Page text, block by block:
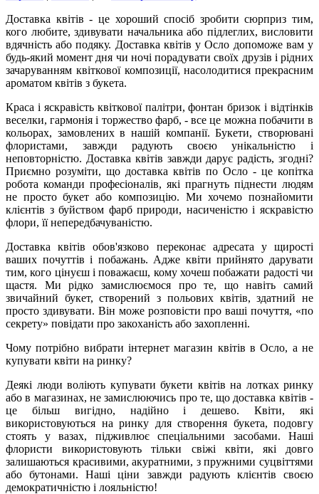
Доставка квітів - це хороший спосіб зробити сюрприз тим,
кого любите, здивувати начальника або підлеглих, висловити
вдячність або подяку. Доставка квітів у Осло допоможе вам у
будь-який момент дня чи ночі порадувати своїх друзів і рідних
зачаруванням квіткової композиції, насолодитися прекрасним
ароматом квітів з букета.
Краса і яскравість квіткової палітри, фонтан бризок і відтінків
веселки, гармонія і торжество фарб, - все це можна побачити в
кольорах, замовлених в нашій компанії. Букети, створювані
флористами, завжди радують своєю унікальністю і
неповторністю. Доставка квітів завжди дарує радість, згодні?
Приємно розуміти, що доставка квітів по Осло - це копітка
робота команди професіоналів, які прагнуть піднести людям
не просто букет або композицію. Ми хочемо познайомити
клієнтів з буйством фарб природи, насиченістю і яскравістю
флори, її непередбачуваністю.
Доставка квітів обов'язково переконає адресата у щирості
ваших почуттів і побажань. Адже квіти прийнято дарувати
тим, кого цінуєш і поважаєш, кому хочеш побажати радості чи
щастя. Ми рідко замислюємося про те, що навіть самий
звичайний букет, створений з польових квітів, здатний не
просто здивувати. Він може розповісти про ваші почуття, «по
секрету» повідати про закоханість або захопленні.
Чому потрібно вибрати інтернет магазин квітів в Осло, а не
купувати квіти на ринку?
Деякі люди воліють купувати букети квітів на лотках ринку
або в магазинах, не замислюючись про те, що доставка квітів -
це більш вигідно, надійно і дешево. Квіти, які
використовуються на ринку для створення букета, подовгу
стоять у вазах, підживлює спеціальними засобами. Наші
флористи використовують тільки свіжі квіти, які довго
залишаються красивими, акуратними, з пружними суцвіттями
або бутонами. Наші ціни завжди радують клієнтів своєю
демократичністю і лояльністю!